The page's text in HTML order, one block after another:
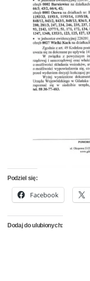
Podziel się:
Facebook
Dodaj do ulubionych: